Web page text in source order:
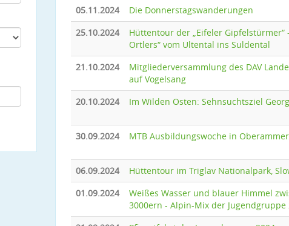
05.11.2024
Die Donnerstagswanderungen
25.10.2024
Hüttentour der „Eifeler Gipfelstürmer“
Ortlers“ vom Ultental ins Suldental
21.10.2024
Mitgliederversammlung des DAV
auf Vogelsang
20.10.2024 Im Wilden Osten: Sehnsuchtsziel
30.09.2024 MTB Ausbildungswoche in
06.09.2024 Hüttentour im Triglav Nationalpark,
01.09.2024
Weißes Wasser und blauer Himmel
3000ern - Alpin-Mix der Jugendgruppe